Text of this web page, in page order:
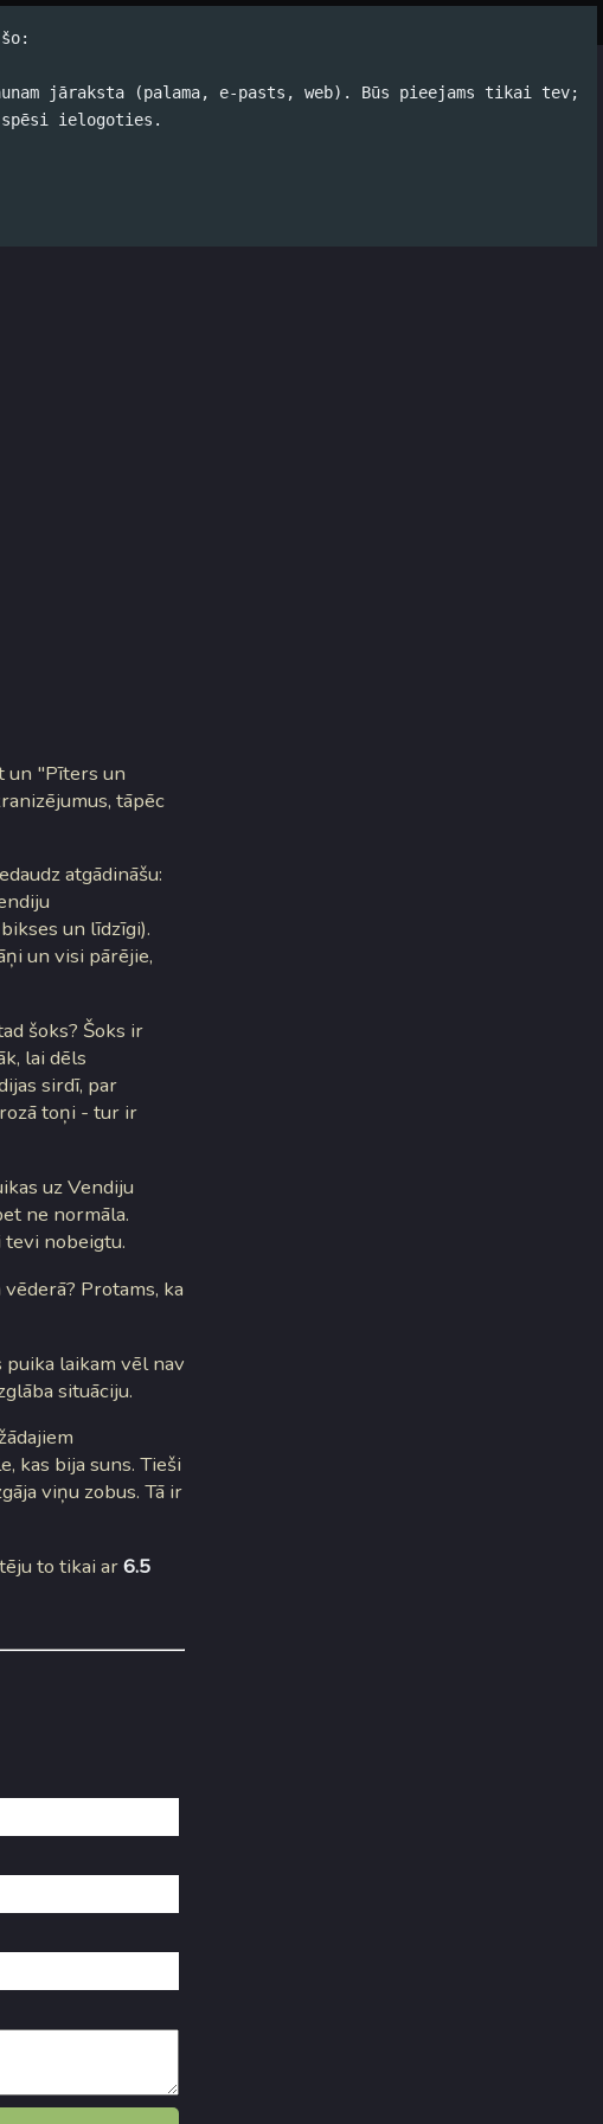
jāraksta (palama, e-pasts, web). Būs pieejams tikai tev;
ielogoties.
un "Pīters un
tāpēc
atgādināšu:
un līdzīgi).
un visi pārējie,
šoks? Šoks ir
lai dēls
sirdī, par
toņi - tur ir
uz Vendiju
ne normāla.
nobeigtu.
Protams, ka
puika laikam vēl nav
situāciju.
kas bija suns. Tieši
viņu zobus. Tā ir
to tikai ar6.5